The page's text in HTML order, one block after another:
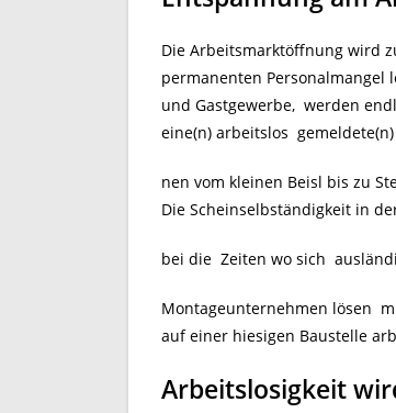
Die Arbeitsmarktöffnung wird
permanenten Personalmangel
und Gastgewerbe, werden
eine(n) arbeitslos
nen vom kleinen Beisl bis zu
Die Scheinselbständigkeit in
bei die Zeiten wo sich
Montageunternehmen lösen
auf einer hiesigen Baustelle
Arbeitslosigkeit